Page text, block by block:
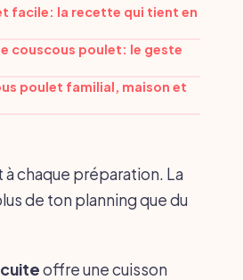
facile: la recette qui tient en
couscous poulet: le geste
poulet familial, maison et
chaque préparation. La
de ton planning que du
offre une cuisson